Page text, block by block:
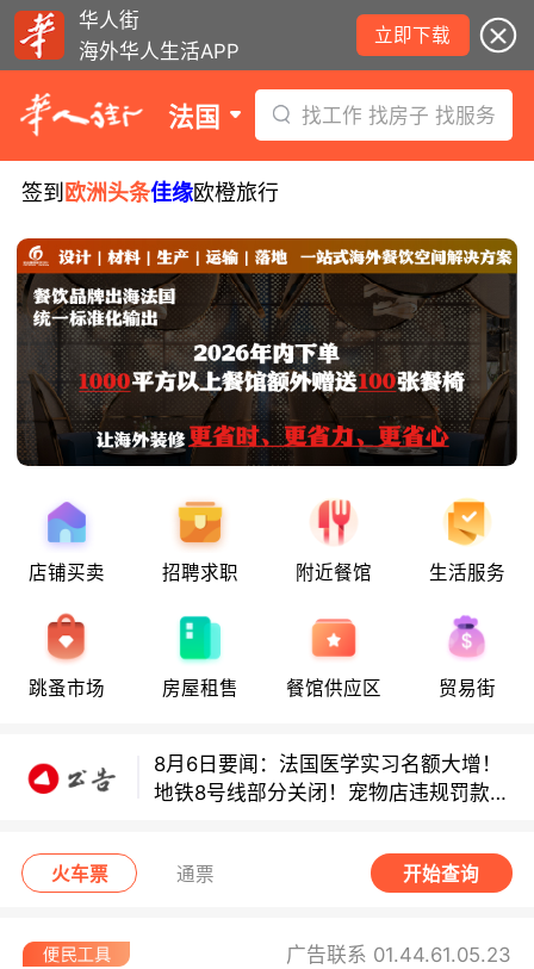
华人街
海外华人生活APP
立即下载
法国 找工作 找房子 找服务
签到 欧洲头条佳缘欧橙旅行
店铺买卖 招聘求职 附近餐馆 生活服务
跳蚤市场 房屋租售 餐馆供应区 贸易街
8月6日要闻：法国医学实习名额大增！
炉！
巴黎地铁音乐家海选启动！
地铁8号线部分关闭！宠物店违规罚款出
炉！
火车票 通票 开始查询
广告联系 01.44.61.05.23